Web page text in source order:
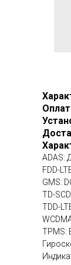
ADAS:
FDD-
GMS:
TD-
TDD-
TPMS: